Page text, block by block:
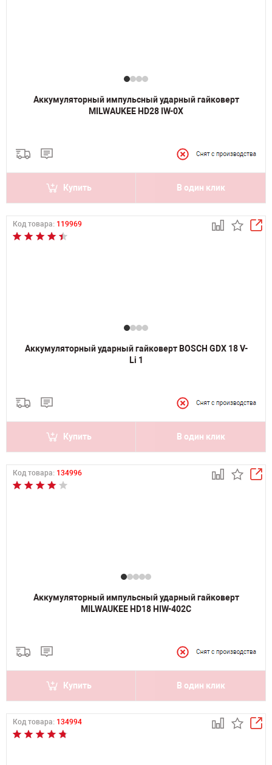
Аккумуляторный импульсный ударный гайковерт
MILWAUKEE HD28 IW-0Х
Купить В один клик
Код товара: 119969
Аккумуляторный ударный гайковерт BOSCH GDX 18 V-
Li 1
Купить В один клик
Код товара: 134996
Аккумуляторный импульсный ударный гайковерт
MILWAUKEE HD18 HIW-402C
Купить В один клик
Код товара: 134994